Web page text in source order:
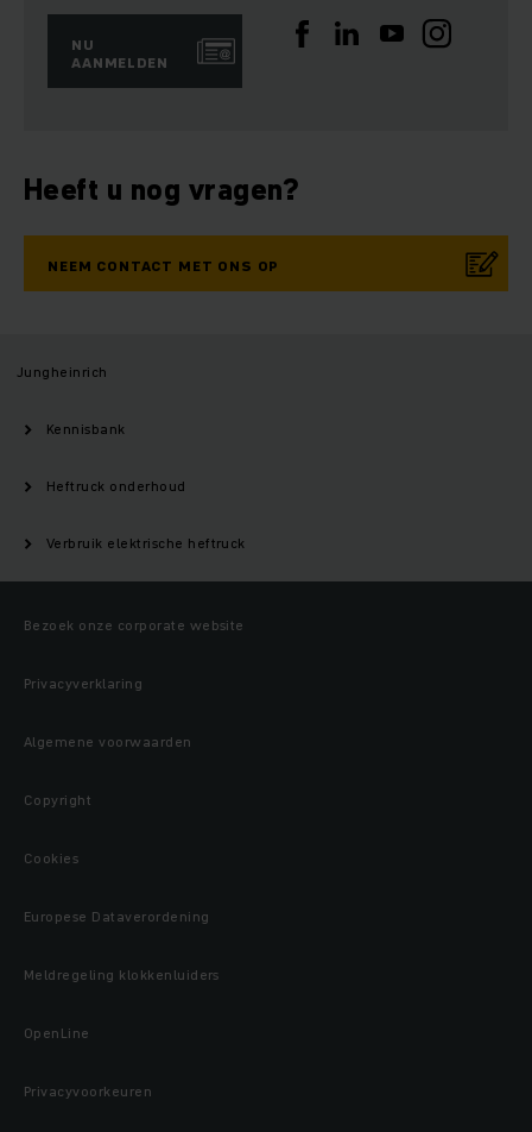
NU
AANMELDEN
Heeft u nog vragen?
NEEM CONTACT MET ONS OP
Jungheinrich
Kennisbank
Heftruck onderhoud
Verbruik elektrische heftruck
Bezoek onze corporate website
Privacyverklaring
Algemene voorwaarden
Copyright
Cookies
Europese Dataverordening
Meldregeling klokkenluiders
OpenLine
Privacyvoorkeuren